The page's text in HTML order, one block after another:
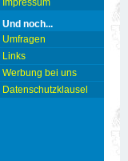
Impressum
Und noch...
Umfragen
Links
Werbung bei uns
Datenschutzklausel